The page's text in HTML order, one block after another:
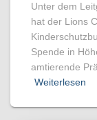
Unter dem
hat der Lions
Spende in
amtierende
Weiterlesen